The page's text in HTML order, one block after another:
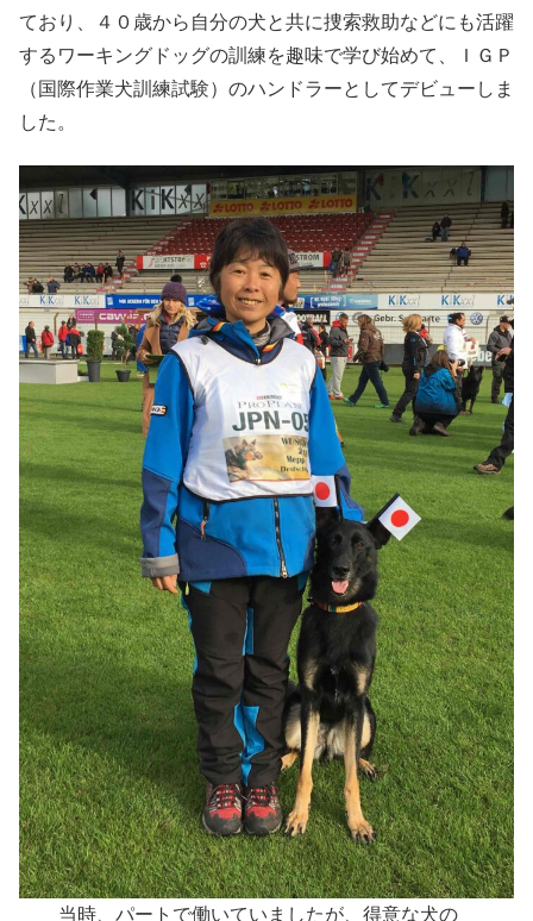
ており、４０歳から自分の犬と共に捜索救助などにも活躍
するワーキングドッグの訓練を趣味で学び始めて、ＩＧＰ
（国際作業犬訓練試験）のハンドラーとしてデビューしま
した。
当時、パートで働いていましたが、得意な犬の